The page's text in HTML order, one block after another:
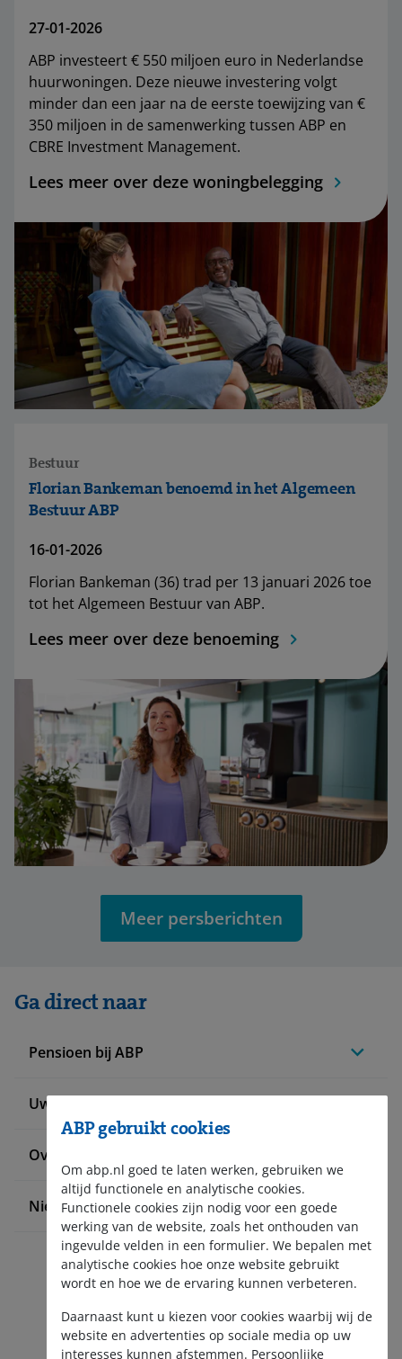
27-01-2026
ABP investeert € 550 miljoen euro in Nederlandse
huurwoningen. Deze nieuwe investering volgt
minder dan een jaar na de eerste toewijzing van €
350 miljoen in de samenwerking tussen ABP en
CBRE Investment Management.
Lees meer over deze woningbelegging
Florian Bankeman benoemd in het Algemeen
Bestuur ABP
Bestuur
16-01-2026
Florian Bankeman (36) trad per 13 januari 2026 toe
tot het Algemeen Bestuur van ABP.
Lees meer over deze benoeming
Meer persberichten
Ga direct naar
Pensioen bij ABP
Uw situatie verandert
Over ABP
Nieuws en pers
ABP gebruikt cookies
Om abp.nl goed te laten werken, gebruiken we
altijd functionele en analytische cookies.
Functionele cookies zijn nodig voor een goede
werking van de website, zoals het onthouden van
ingevulde velden in een formulier. We bepalen met
analytische cookies hoe onze website gebruikt
wordt en hoe we de ervaring kunnen verbeteren.
Daarnaast kunt u kiezen voor cookies waarbij wij de
website en advertenties op sociale media op uw
interesses kunnen afstemmen. Persoonlijke